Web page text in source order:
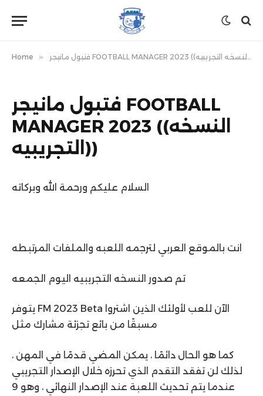
Home » فتبول مانيجر FOOTBALL MANAGER 2023 ((النسخه التجريبيه))
فتبول مانيجر FOOTBALL
MANAGER 2023 ((النسخه
التجريبيه))
السلام عليكم ورحمة الله وبركاته
انت بالموقع العربي لترجمه اللعبه والملفات المرتبطه
تم صدور النسخه التجريبيه اليوم الجمعه
يتوفر FM 2023 Beta الآن للعب لأولئك الذين اشتروا
مسبقًا من بائع تجزئة مشارك مثل
كما هو الحال دائمًا ، يمكن المضي قدمًا في المهن ،
لذلك لن تفقد التقدم الذي تحرزه خلال الإصدار التجريبي
عندما يتم تحديث اللعبة عند الإصدار النهائي ، وهو 9